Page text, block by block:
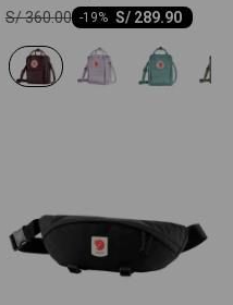
S/ 289.90
-19
S/360.00